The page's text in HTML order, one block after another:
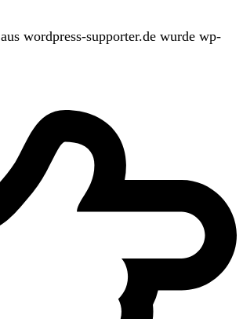
aus wordpress-supporter.de wurde wp-